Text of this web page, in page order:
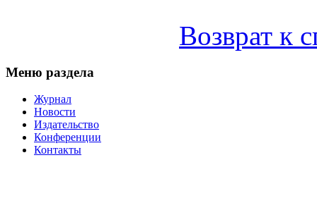
Возврат к
Меню раздела
Журнал
Новости
Издательство
Конференции
Контакты